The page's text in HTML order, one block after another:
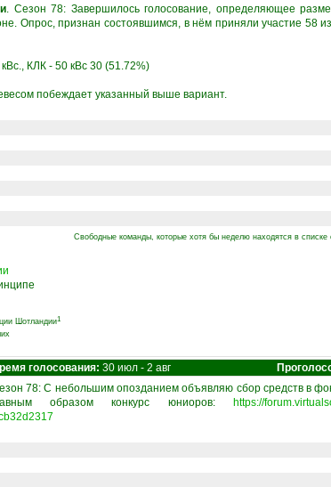
. Сезон 78: Завершилось голосование, определяющее
Опрос, признан состоявшимся, в нём приняли участие 58
КЛК - 50 кВс 30 (51.72%)
побеждает указанный выше вариант.
Свободные команды, которые хотя бы неделю находятся в
Шотландии1
голосования: 30 июл - 2 авг
78: С небольшим опозданием объявляю сбор средств в
образом конкурс юниоров: https://